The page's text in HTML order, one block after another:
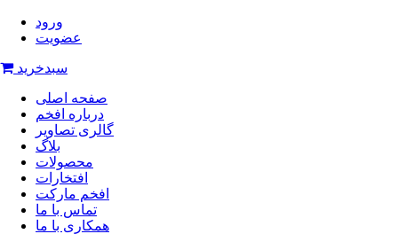
ورود
عضویت
سبدخرید
صفحه اصلی
درباره افخم
گالری تصاویر
بلاگ
محصولات
افتخارات
افخم مارکت
تماس با ما
همکاری با ما